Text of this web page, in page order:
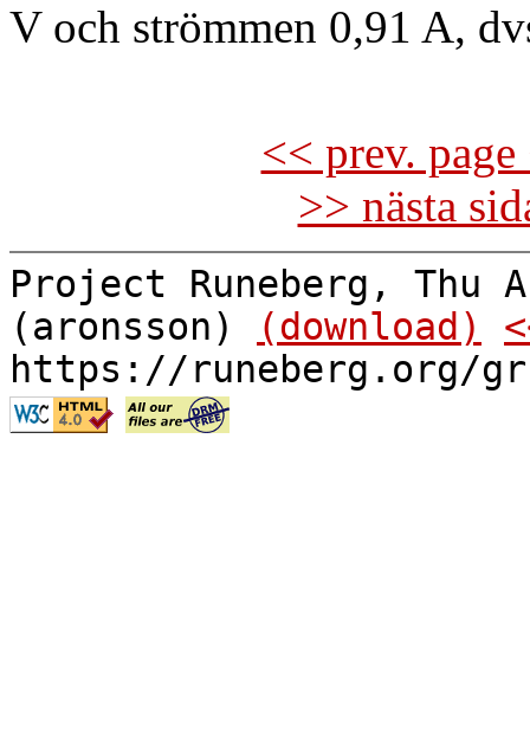
V och strömmen 0,91 A,
<< prev.
>> nästa
Project Runeberg, Thu
(aronsson)
(download)
https://runeberg.org/